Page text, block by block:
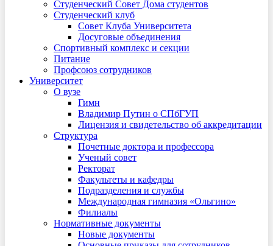
Студенческий Совет Дома студентов
Студенческий клуб
Совет Клуба Университета
Досуговые объединения
Спортивный комплекс и секции
Питание
Профсоюз сотрудников
Университет
О вузе
Гимн
Владимир Путин о СПбГУП
Лицензия и свидетельство об аккредитации
Структура
Почетные доктора и профессора
Ученый совет
Ректорат
Факультеты и кафедры
Подразделения и службы
Международная гимназия «Ольгино»
Филиалы
Нормативные документы
Новые документы